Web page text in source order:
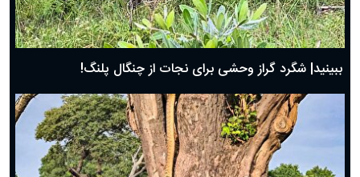
ببینید| شگرد گراز وحشی برای نجات از چنگال پلنگ!